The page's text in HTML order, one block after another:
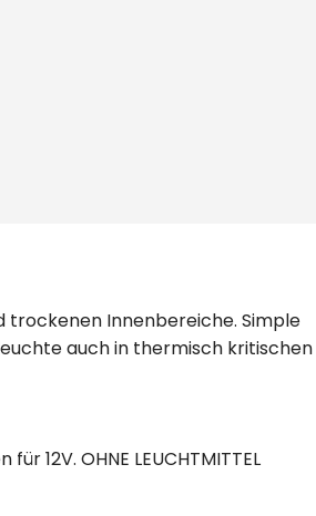
trockenen Innenbereiche. Simple
auch in thermisch kritischen
12V. OHNE LEUCHTMITTEL